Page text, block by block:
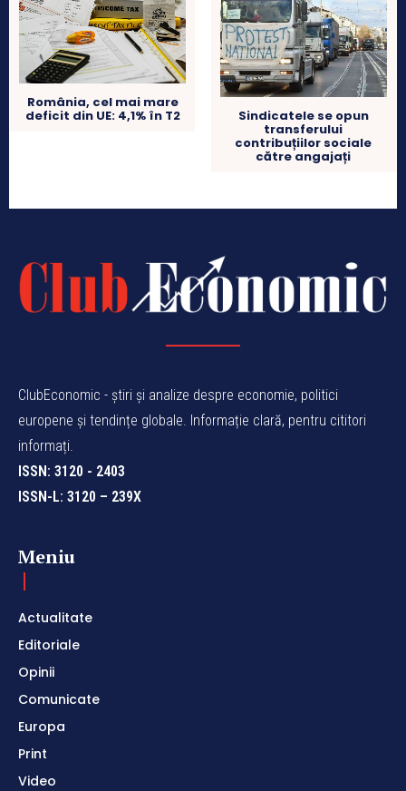
România, cel mai mare
deficit din UE: 4,1% în T2 Sindicatele se opun
transferului
contribuțiilor sociale
către angajați
ClubEconomic - știri și analize despre economie, politici
europene și tendințe globale. Informație clară, pentru cititori
informați.
ISSN: 3120 - 2403
ISSN-L: 3120 – 239X
Meniu
Actualitate
Editoriale
Opinii
Comunicate
Europa
Print
Video